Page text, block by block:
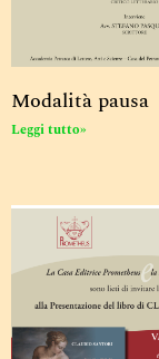
Modalità pausa
Leggi tutto»